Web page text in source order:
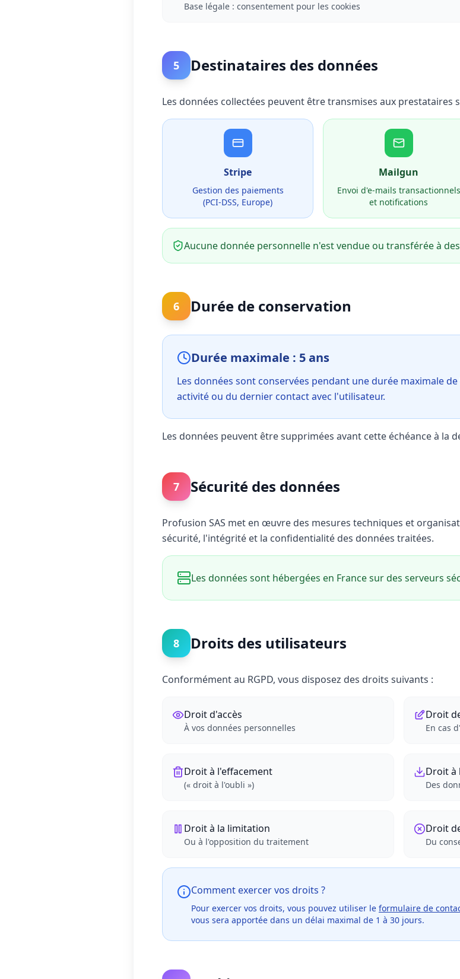
Base légale : consentement pour les cookies
5 Destinataires des données
Les données collectées peuvent être transmises aux prestataires
Stripe
Gestion des paiements
(PCI-DSS, Europe)
Mailgun
Envoi d'e-mails transactionnels
et notifications
Aucune donnée personnelle n'est vendue ou transférée à
6 Durée de conservation
Durée maximale : 5 ans
Les données sont conservées pendant une durée maximale de
activité ou du dernier contact avec l'utilisateur.
Les données peuvent être supprimées avant cette échéance à la
7 Sécurité des données
Profusion SAS met en œuvre des mesures techniques et
sécurité, l'intégrité et la confidentialité des données traitées.
Les données sont hébergées en France sur des serveurs
8 Droits des utilisateurs
Conformément au RGPD, vous disposez des droits suivants :
Droit d'accès
À vos données personnelles
Droit
En cas
Droit à l'effacement
(« droit à l'oubli »)
Droit à
Des
Droit à la limitation
Ou à l'opposition du traitement
Droit
Du
Comment exercer vos droits ?
Pour exercer vos droits, vous pouvez utiliser le formulaire de
vous sera apportée dans un délai maximal de 1 à 30 jours.